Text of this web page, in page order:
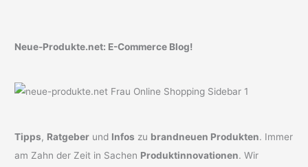
Neue-Produkte.net: E-Commerce Blog!
Tipps, Ratgeber und Infos zu brandneuen Produkten. Immer
am Zahn der Zeit in Sachen Produktinnovationen. Wir